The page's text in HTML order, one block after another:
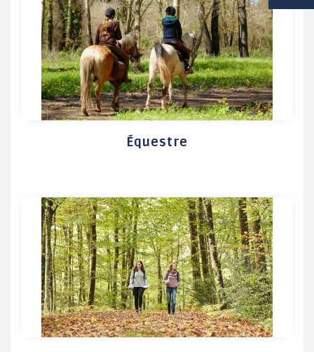
VIE SCOLAIRE
SOCIAL / SOLIDARITÉ
SANTÉ
Équestre